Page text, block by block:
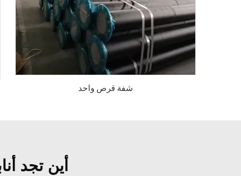
شفة قرص واحد
أين تجد